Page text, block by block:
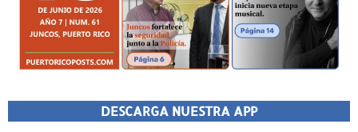
DESCARGA NUESTRA APP